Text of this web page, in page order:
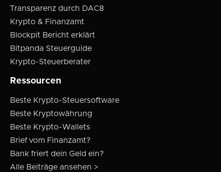
Transparenz durch DAC8
Krypto & Finanzamt
Blockpit Bericht erklärt
Bitpanda Steuerguide
Krypto-Steuerberater
Ressourcen
Beste Krypto-Steuersoftware
Beste Kryptowährung
Beste Krypto-Wallets
Brief vom Finanzamt?
Bank friert dein Geld ein?
Alle Beiträge ansehen >